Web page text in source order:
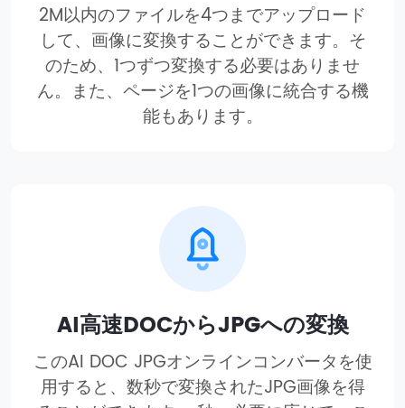
2M以内のファイルを4つまでアップロード
して、画像に変換することができます。そ
のため、1つずつ変換する必要はありませ
ん。また、ページを1つの画像に統合する機
能もあります。
AI高速DOCからJPGへの変換
このAI DOC JPGオンラインコンバータを使
用すると、数秒で変換されたJPG画像を得